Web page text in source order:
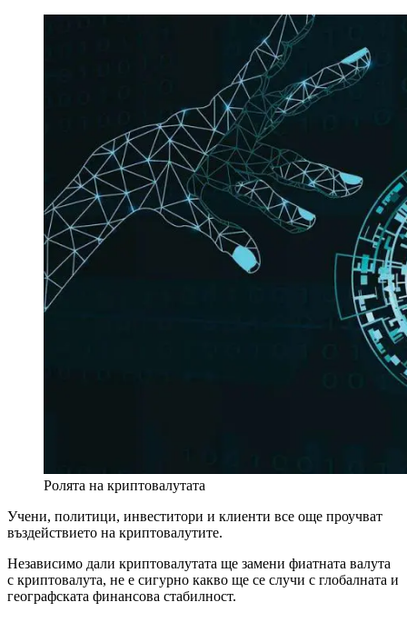
Ролята на криптовалутата
Учени, политици, инвеститори и клиенти все още проучват
въздействието на криптовалутите.
Независимо дали криптовалутата ще замени фиатната валута
с криптовалута, не е сигурно какво ще се случи с глобалната и
географската финансова стабилност.